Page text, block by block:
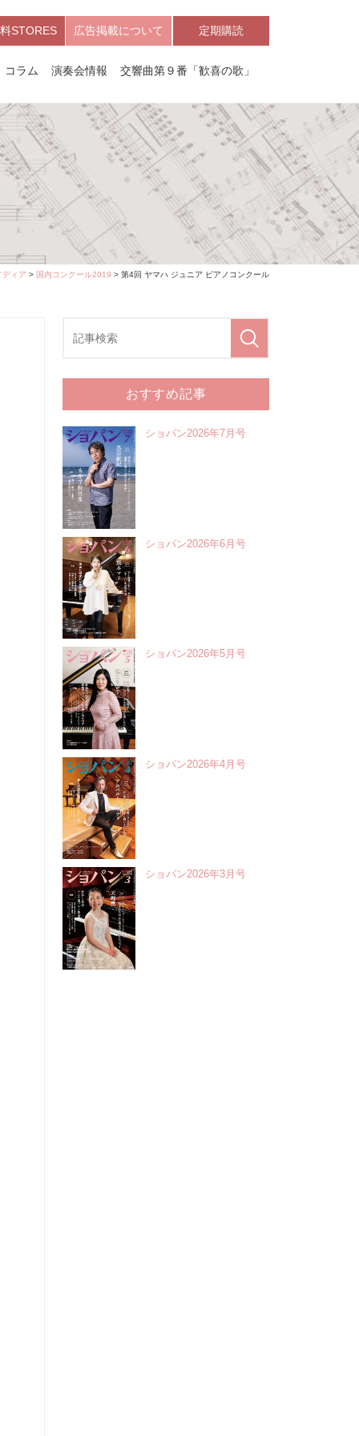
STORES 広告掲載について 定期購読
コラム 演奏会情報 交響曲第９番「歓喜の歌」
ディア > 国内コンクール2019 > 第4回 ヤマハ ジュニア ピアノコンクール
おすすめ記事
ショパン2026年7月号
ショパン2026年6月号
ショパン2026年5月号
ショパン2026年4月号
ショパン2026年3月号